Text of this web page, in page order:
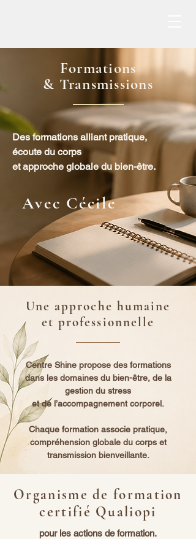
Formations
& Transmissions
Des formations alliant pratique,
écoute du corps
et approche globale du bien-être.
Avec Cécile
Une approche humaine
et professionnelle
Centre Shine propose des formations
dans les domaines du bien-être, de la
gestion du stress
et de l’accompagnement corporel.
Chaque formation associe pratique,
compréhension globale du corps et
transmission bienveillante.
Organisme de formation
certifié Qualiopi
pour les actions de formation.